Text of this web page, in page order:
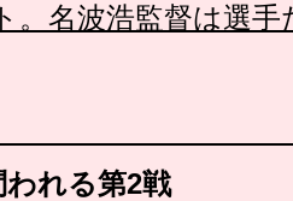
。名波浩監督は選
れる第2戦